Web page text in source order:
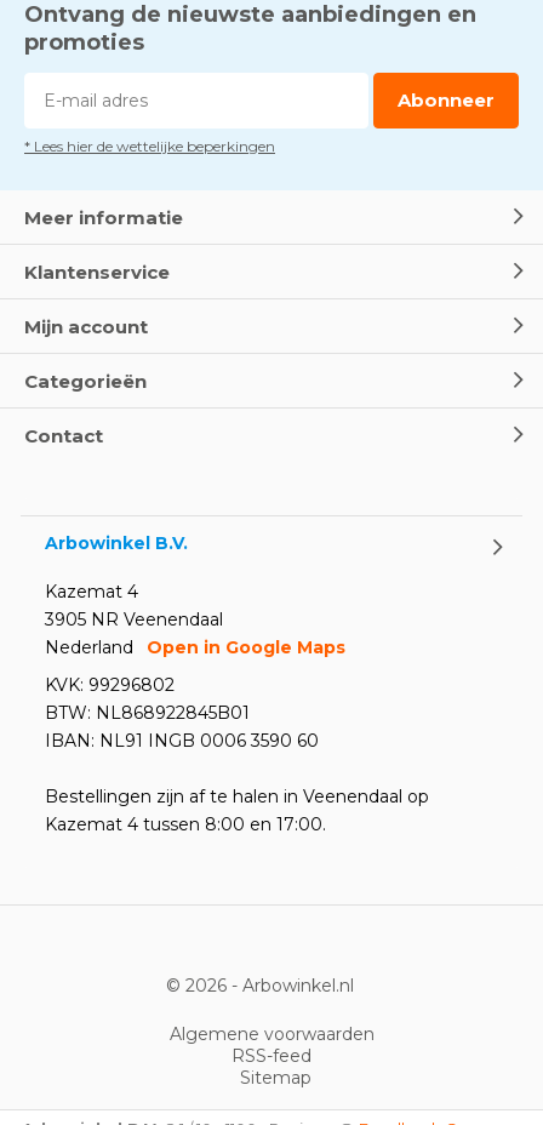
Ontvang de nieuwste aanbiedingen en
promoties
Abonneer
* Lees hier de wettelijke beperkingen
Meer informatie
Klantenservice
Mijn account
Categorieën
Contact
Arbowinkel B.V.
Kazemat 4
3905 NR Veenendaal
Nederland
Open in Google Maps
KVK: 99296802
BTW: NL868922845B01
IBAN: NL91 INGB 0006 3590 60
Bestellingen zijn af te halen in Veenendaal op
Kazemat 4 tussen 8:00 en 17:00.
© 2026 - Arbowinkel.nl
Algemene voorwaarden
RSS-feed
Sitemap